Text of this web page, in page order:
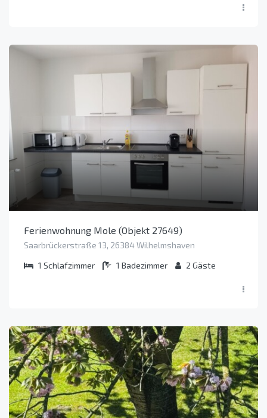
Ferienwohnung Mole (Objekt 27649)
Saarbrückerstraße 13, 26384 Wilhelmshaven
1 Schlafzimmer 1 Badezimmer 2 Gäste